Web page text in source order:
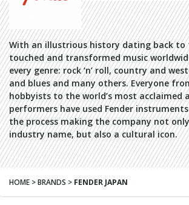
With an illustrious history dating back to
touched and transformed music
every genre: rock ‘n’ roll, country and
and blues and many others. Everyone
hobbyists to the world’s most acclaimed
performers have used Fender
the process making the company not
industry name, but also a cultural icon.
HOME > BRANDS > FENDER JAPAN